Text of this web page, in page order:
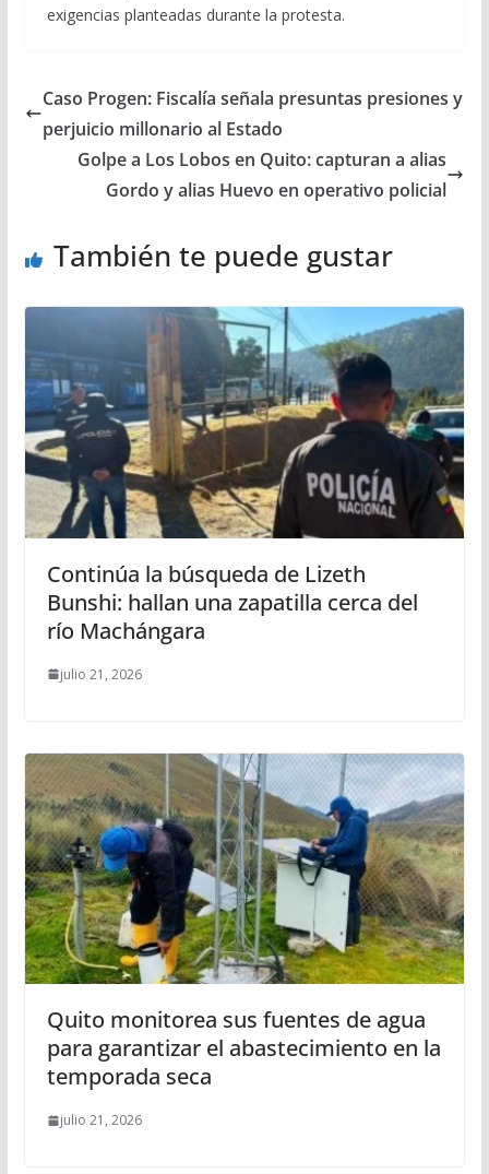
exigencias planteadas durante la protesta.
Caso Progen: Fiscalía señala presuntas presiones y
perjuicio millonario al Estado
Golpe a Los Lobos en Quito: capturan a alias
Gordo y alias Huevo en operativo policial
También te puede gustar
Continúa la búsqueda de Lizeth
Bunshi: hallan una zapatilla cerca del
río Machángara
julio 21, 2026
Quito monitorea sus fuentes de agua
para garantizar el abastecimiento en la
temporada seca
julio 21, 2026